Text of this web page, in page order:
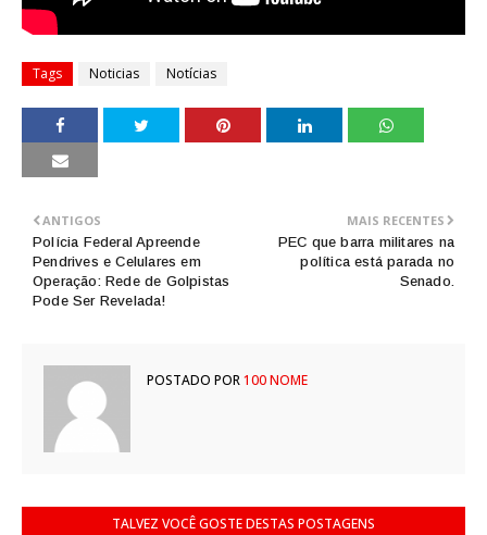
Tags Noticias Notícias
MAIS RECENTES
PEC que barra militares na
política está parada no
Senado.
ANTIGOS
Polícia Federal Apreende
Pendrives e Celulares em
Operação: Rede de Golpistas
Pode Ser Revelada!
POSTADO POR100 NOME
TALVEZ VOCÊ GOSTE DESTAS POSTAGENS